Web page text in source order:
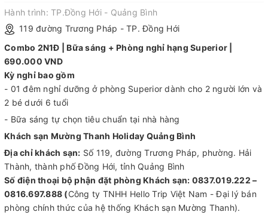
Hành trình: TP.Đồng Hới - Quảng Bình
119 đường Trương Pháp - TP. Đồng Hới
Combo 2N1Đ | Bữa sáng + Phòng nghỉ hạng Superior |
690.000 VND
Kỳ nghỉ bao gồm
- 01 đêm nghỉ dưỡng ở phòng Superior dành cho 2 người lớn và
2 bé dưới 6 tuổi
- Bữa sáng tự chọn tiêu chuẩn tại nhà hàng
Khách sạn Mường Thanh Holiday Quảng Bình
Địa chỉ khách sạn: Số 119, đường Trương Pháp, phường. Hải
Thành, thành phố Đồng Hới, tỉnh Quảng Bình
Số điện thoại bộ phận đặt phòng Khách sạn: 0837.019.222 –
0816.697.888 (Công ty TNHH Hello Trip Việt Nam - Đại lý bán
phòng chính thức của hệ thống Khách sạn Mường Thanh).